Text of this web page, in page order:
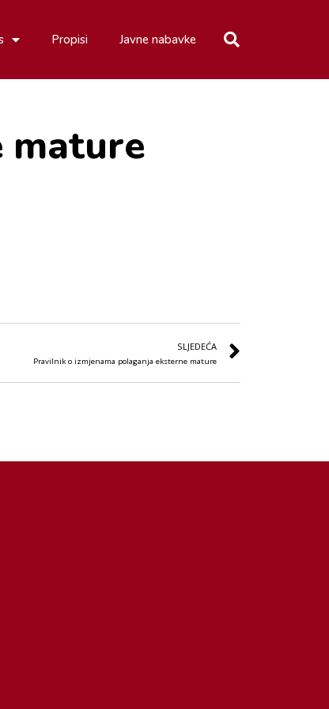
Propisi Javne nabavke
mature
SLJEDEĆA
Pravilnik o izmjenama polaganja eksterne mature